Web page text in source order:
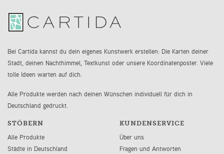
Bei Cartida kannst du dein eigenes Kunstwerk erstellen: Die Karten deiner
Stadt, deinen Nachthimmel, Textkunst oder unsere Koordinatenposter. Viele
tolle Ideen warten auf dich.
Alle Produkte werden nach deinen Wünschen individuell für dich in
Deutschland gedruckt.
STÖBERN
Alle Produkte
Städte in Deutschland
KUNDENSERVICE
Über uns
Fragen und Antworten